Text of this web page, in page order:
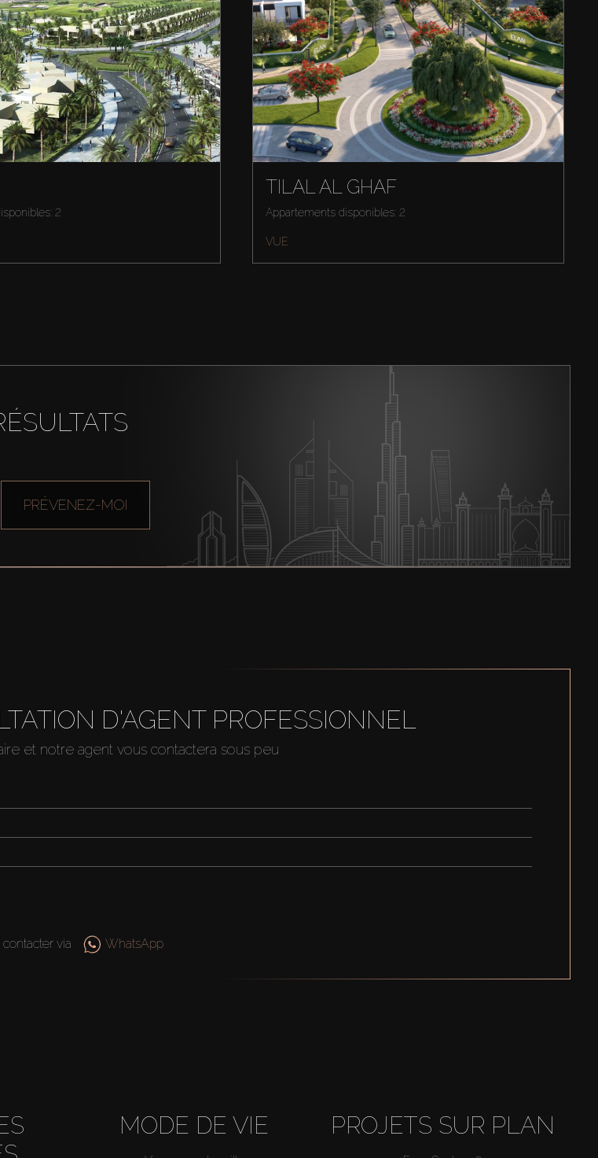
2
TILAL AL GHAF
Appartements disponibles: 2
VUE
PRÉVENEZ-MOI
D'AGENT PROFESSIONNEL
et notre agent vous contactera sous peu
contacter via WhatsApp
MODE DE VIE PROJETS SUR PLAN